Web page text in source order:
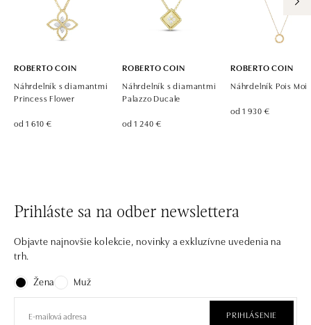
ROBERTO COIN
Náhrdelník s diamantmi
Princess Flower
od 1 610 €
ROBERTO COIN
Náhrdelník s diamantmi
Palazzo Ducale
od 1 240 €
ROBERTO COIN
Náhrdelník Pois Moi
od 1 930 €
Prihláste sa na odber newslettera
Objavte najnovšie kolekcie, novinky a exkluzívne uvedenia na
trh.
Žena
Muž
PRIHLÁSENIE